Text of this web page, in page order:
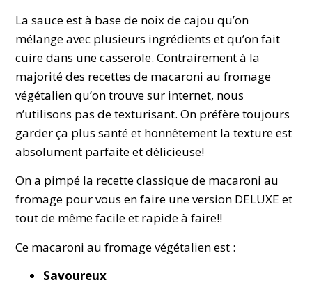
La sauce est à base de noix de cajou qu’on
mélange avec plusieurs ingrédients et qu’on fait
cuire dans une casserole. Contrairement à la
majorité des recettes de macaroni au fromage
végétalien qu’on trouve sur internet, nous
n’utilisons pas de texturisant. On préfère toujours
garder ça plus santé et honnêtement la texture est
absolument parfaite et délicieuse!
On a pimpé la recette classique de macaroni au
fromage pour vous en faire une version DELUXE et
tout de même facile et rapide à faire!!
Ce macaroni au fromage végétalien est :
Savoureux